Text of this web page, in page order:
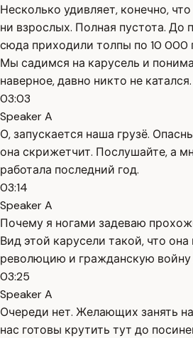
Несколько удивляет, конечно,
ни взрослых. Полная пустота. До
сюда приходили толпы по 10 000
Мы садимся на карусель и
наверное, давно никто не катался.
03:03
Speaker A
О, запускается наша грузё.
она скрижетчит. Послушайте, а
работала последний год.
03:14
Speaker A
Почему я ногами задеваю
Вид этой карусели такой, что
революцию и гражданскую войну
03:25
Speaker A
Очереди нет. Желающих занять
нас готовы крутить тут до